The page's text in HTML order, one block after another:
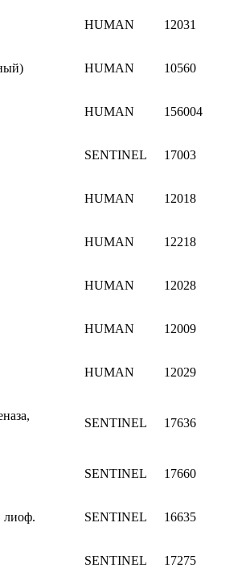
HUMAN 12031
HUMAN 10560
HUMAN 156004
SENTINEL 17003
HUMAN 12018
HUMAN 12218
HUMAN 12028
HUMAN 12009
HUMAN 12029
SENTINEL 17636
SENTINEL 17660
лиоф. SENTINEL 16635
SENTINEL 17275